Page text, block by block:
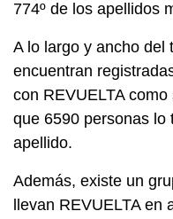
774º de los apellidos
A lo largo y ancho del
encuentran
con REVUELTA
que 6590 personas lo
apellido.
Además, existe un
llevan REVUELTA